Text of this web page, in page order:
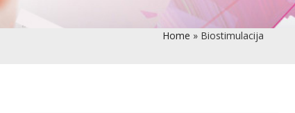
Home » Biostimulacija